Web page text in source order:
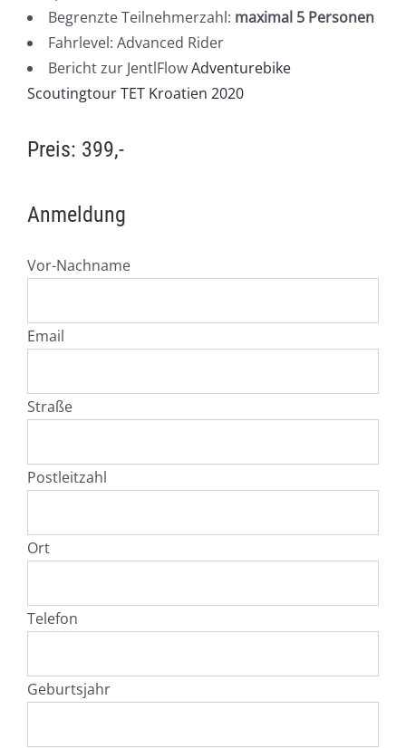
Begrenzte Teilnehmerzahl: maximal 5 Personen
Fahrlevel: Advanced Rider
Bericht zur JentlFlowAdventurebike
Scoutingtour TET Kroatien 2020
Preis: 399,-
Anmeldung
Vor-Nachname
Email
Straße
Postleitzahl
Ort
Telefon
Geburtsjahr